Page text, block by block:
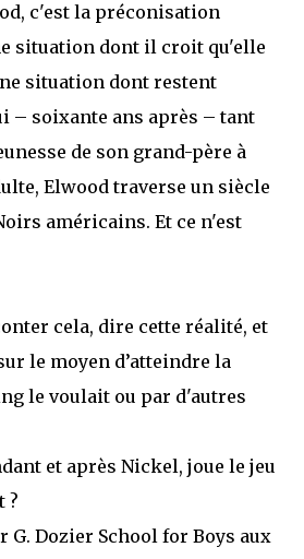
c'est la préconisation
situation dont il croit qu'elle
situation dont restent
– soixante ans après – tant
de son grand-père à
Elwood traverse un siècle
américains. Et ce n'est
cela, dire cette réalité, et
le moyen d’atteindre la
le voulait ou par d'autres
et après Nickel, joue le jeu
?
G. Dozier School for Boys aux